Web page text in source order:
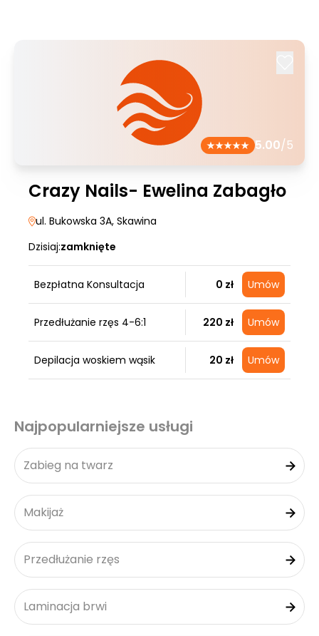
5.00/5
Crazy Nails- Ewelina Zabagło
ul. Bukowska 3A, Skawina
Dzisiaj:zamknięte
Bezpłatna Konsultacja 0 zł Umów
Przedłużanie rzęs 4-6:1 220 zł Umów
Depilacja woskiem wąsik 20 zł Umów
Najpopularniejsze usługi
Zabieg na twarz
Makijaż
Przedłużanie rzęs
Laminacja brwi